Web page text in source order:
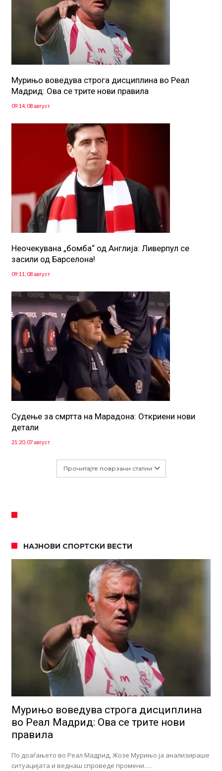
Мурињо воведува строга дисциплина во Реал
Мадрид: Ова се трите нови правила
09:14, 08 август
Неочекувана „бомба“ од Англија: Ливерпул се
засили од Барселона!
09:11, 08 август
Судење за смртта на Марадона: Откриени нови
детали
21:20, 07 август
Прочитајте поврзани статии
НАЈНОВИ СПОРТСКИ ВЕСТИ
Мурињо воведува строга дисциплина
во Реал Мадрид: Ова се трите нови
правила
По доаѓањето во Реал Мадрид, Жозе Мурињо ја анализираше
ситуацијата и веднаш спроведе промени. …